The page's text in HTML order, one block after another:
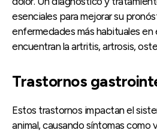
esenciales para mejorar su
enfermedades más habituales
encuentran la artritis, artrosis,
Trastornos
Estos trastornos impactan el
animal, causando síntomas como